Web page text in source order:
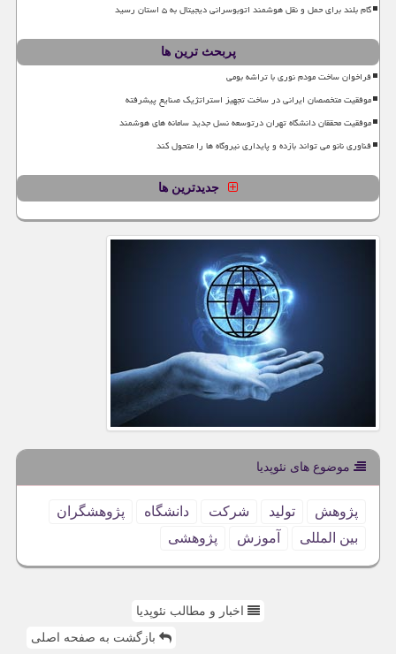
گام بلند برای حمل و نقل هوشمند اتوبوسرانی دیجیتال به ۵ استان رسید
پربحث ترین ها
فراخوان ساخت مودم نوری با تراشه بومی
موفقیت متخصصان ایرانی در ساخت تجهیز استراتژیک صنایع پیشرفته
موفقیت محققان دانشگاه تهران درتوسعه نسل جدید سامانه های هوشمند
فناوری نانو می تواند بازده و پایداری نیروگاه ها را متحول کند
جدیدترین ها
موضوع های نئوپدیا
پژوهش تولید شركت دانشگاه
پژوهشگران
بین المللی
آموزش پژوهشی
اخبار و مطالب نئوپدیا
بازگشت به صفحه اصلی